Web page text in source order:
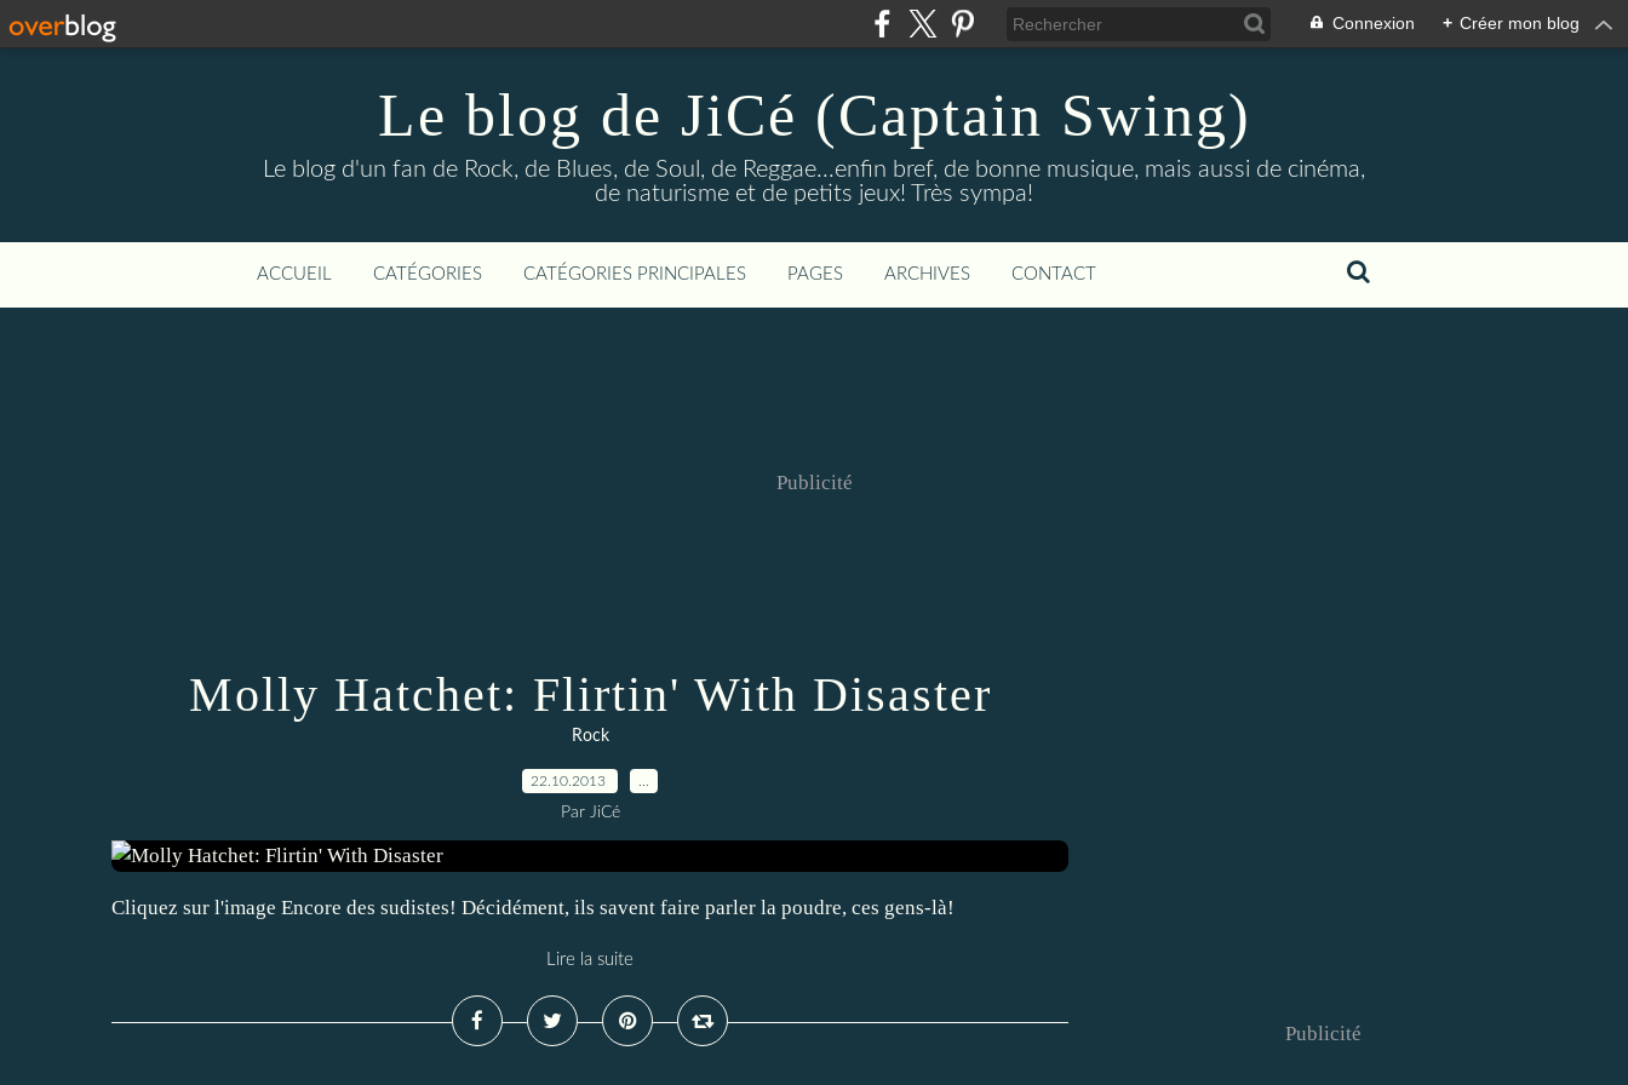
Connexion + Créer mon blog
Le blog de JiCé (Captain Swing)
Le blog d'un fan de Rock, de Blues, de Soul, de Reggae...enfin bref, de bonne musique, mais aussi de cinéma,
de naturisme et de petits jeux! Très sympa!
ACCUEIL CATÉGORIES CATÉGORIES PRINCIPALES PAGES ARCHIVES CONTACT
Publicité
Molly Hatchet: Flirtin' With Disaster
Rock
22.10.2013
Par JiCé
Cliquez sur l'image Encore des sudistes! Décidément, ils savent faire parler la poudre, ces gens-là!
Lire la suite
Publicité